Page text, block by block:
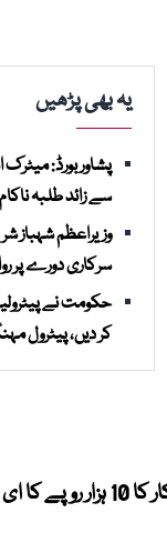
یہ بھی پڑھیں
سے زائد طلبہ ناکام
وزیراعظم شہباز
سرکاری دورے پر
حکومت نے
کر دیں، پیٹرول